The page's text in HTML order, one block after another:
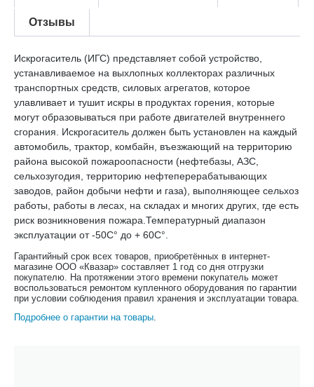
Отзывы
Искрогаситель (ИГС) представляет собой устройство,
устанавливаемое на выхлопных коллекторах различных
транспортных средств, силовых агрегатов, которое
улавливает и тушит искры в продуктах горения, которые
могут образовываться при работе двигателей внутреннего
сгорания. Искрогаситель должен быть установлен на каждый
автомобиль, трактор, комбайн, въезжающий на территорию
района высокой пожароопасности (нефтебазы, АЗС,
сельхозугодия, территорию нефтеперерабатывающих
заводов, район добычи нефти и газа), выполняющее сельхоз
работы, работы в лесах, на складах и многих других, где есть
риск возникновения пожара.Температурный диапазон
эксплуатации от -50С° до + 60С°.
Гарантийный срок всех товаров, приобретённых в интернет-
магазине ООО «Квазар» составляет 1 год со дня отгрузки
покупателю. На протяжении этого времени покупатель может
воспользоваться ремонтом купленного оборудования по гарантии
при условии соблюдения правил хранения и эксплуатации товара.
Подробнее о гарантии на товары.